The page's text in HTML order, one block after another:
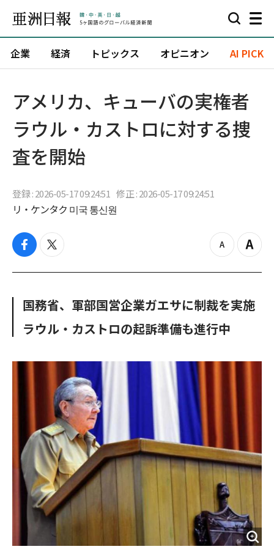
企業 経済 トピックス オピニオン AI PICK
アメリカ、キューバの実権者
ラウル・カストロに対する捜
査を開始
登録 : 2026-05-17 09:24:51 修正 : 2026-05-17 09:24:51
リ・ケンタク 미국 통신원
f
c
o
k
t
i
e
z
o
u
Z
o
n
国務省、軍部国営企業ガエサに制裁を実施
ラウル・カストロの起訴準備も進行中